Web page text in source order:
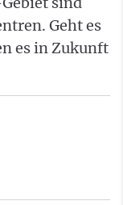
Geht es
es in Zukunft